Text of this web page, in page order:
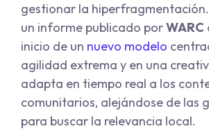
gestionar la
un informe publicado porWARC
inicio de un nuevo modelo
agilidad extrema y en una
adapta en tiempo real a los
comunitarios, alejándose de las
para buscar la relevancia local.